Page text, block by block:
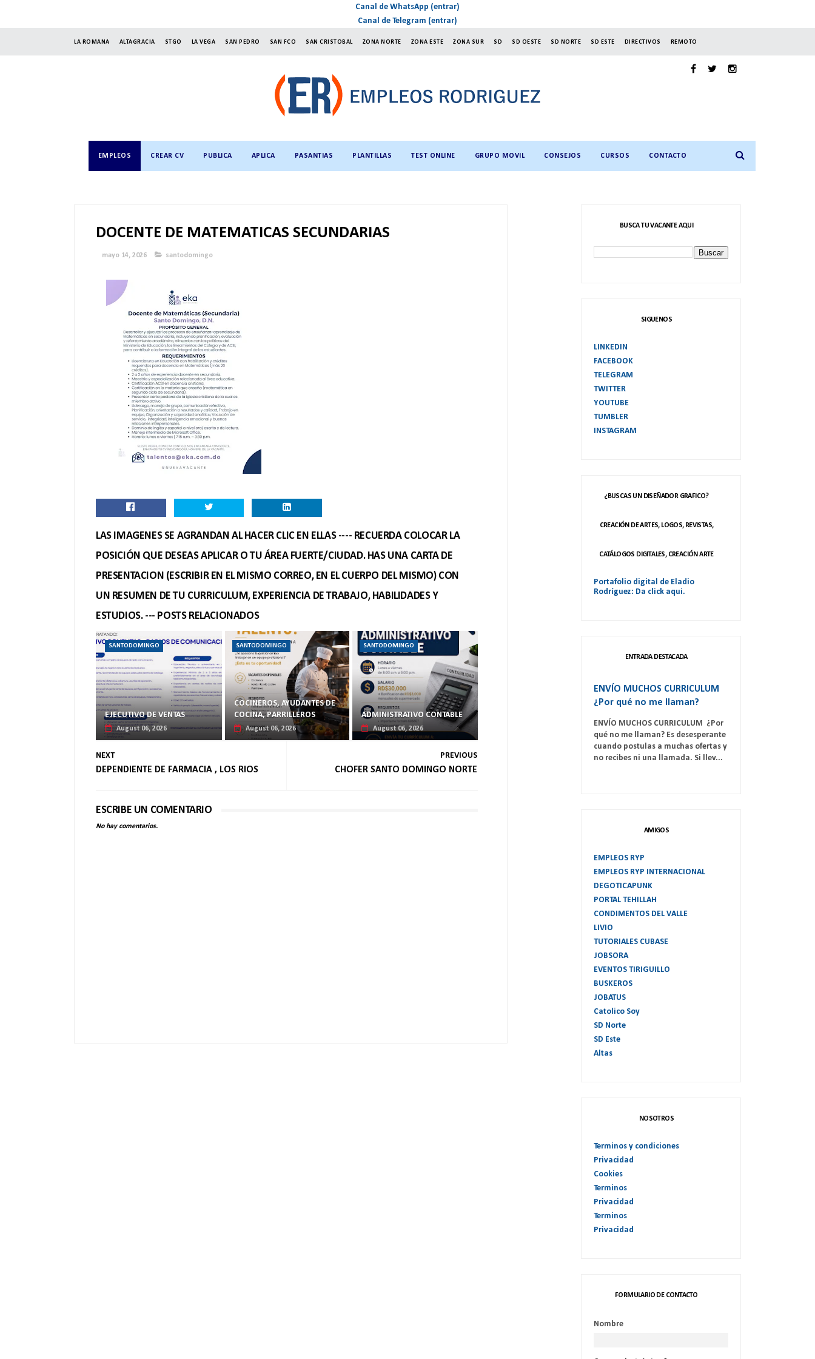
Canal de WhatsApp (entrar)
Canal de Telegram (entrar)
LA ROMANA ALTAGRACIA STGO LA VEGA SAN PEDRO SAN FCO SAN CRISTOBAL ZONA NORTE ZONA ESTE ZONA SUR SD SD OESTE SD NORTE SD ESTE DIRECTIVOS REMOTO
EMPLEOS CREAR CV PUBLICA APLICA PASANTIAS PLANTILLAS TEST ONLINE GRUPO MOVIL CONSEJOS CURSOS CONTACTO
DOCENTE DE MATEMATICAS SECUNDARIAS
mayo 14, 2026 santodomingo
LAS IMAGENES SE AGRANDAN AL HACER CLIC EN ELLAS ---- RECUERDA COLOCAR LA
POSICIÓN QUE DESEAS APLICAR O TU ÁREA FUERTE/CIUDAD. HAS UNA CARTA DE
PRESENTACION (ESCRIBIR EN EL MISMO CORREO, EN EL CUERPO DEL MISMO) CON
UN RESUMEN DE TU CURRICULUM, EXPERIENCIA DE TRABAJO, HABILIDADES Y
ESTUDIOS. --- POSTS RELACIONADOS
SANTODOMINGO
EJECUTIVO DE VENTAS
August 06, 2026
SANTODOMINGO
COCINEROS, AYUDANTES DE
COCINA, PARRILLEROS
August 06, 2026
SANTODOMINGO
ADMINISTRATIVO CONTABLE
August 06, 2026
NEXT
DEPENDIENTE DE FARMACIA , LOS RIOS
PREVIOUS
CHOFER SANTO DOMINGO NORTE
ESCRIBE UN COMENTARIO
No hay comentarios.
BUSCA TU VACANTE AQUI
SIGUENOS
LINKEDIN
FACEBOOK
TELEGRAM
TWITTER
YOUTUBE
TUMBLER
INSTAGRAM
¿BUSCAS UN DISEÑADOR GRAFICO?
CREACIÓN DE ARTES, LOGOS, REVISTAS,
CATÁLOGOS DIGITALES, CREACIÓN ARTE
Portafolio digital de Eladio
Rodríguez: Da click aqui.
ENTRADA DESTACADA
ENVÍO MUCHOS CURRICULUM
¿Por qué no me llaman?
ENVÍO MUCHOS CURRICULUM ¿Por
qué no me llaman? Es desesperante
cuando postulas a muchas ofertas y
no recibes ni una llamada. Si llev...
AMIGOS
EMPLEOS RYP
EMPLEOS RYP INTERNACIONAL
DEGOTICAPUNK
PORTAL TEHILLAH
CONDIMENTOS DEL VALLE
LIVIO
TUTORIALES CUBASE
JOBSORA
EVENTOS TIRIGUILLO
BUSKEROS
JOBATUS
Catolico Soy
SD Norte
SD Este
Altas
NOSOTROS
Terminos y condiciones
Privacidad
Cookies
Terminos
Privacidad
Terminos
Privacidad
FORMULARIO DE CONTACTO
Nombre